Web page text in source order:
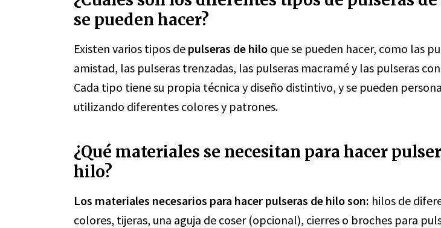
se pueden hacer?
Existen varios tipos de pulseras de hilo que se pueden hacer, como las
amistad, las pulseras trenzadas, las pulseras macramé y las pulseras
Cada tipo tiene su propia técnica y diseño distintivo, y se pueden
utilizando diferentes colores y patrones.
¿Qué materiales se necesitan para hacer
hilo?
Los materiales necesarios para hacer pulseras de hilo son: hilos de
colores, tijeras, una aguja de coser (opcional), cierres o broches para